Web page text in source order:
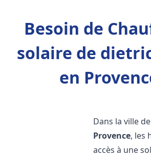
Besoin de
solaire de
en
Dans la ville
Provence, les
accès à une